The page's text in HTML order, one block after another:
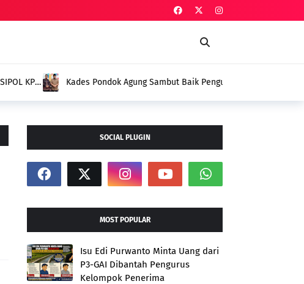
Baik Pengukuhan Penggerak HAM, Indra Jaya:
SOCIAL PLUGIN
MOST POPULAR
Isu Edi Purwanto Minta Uang dari
P3-GAI Dibantah Pengurus
Kelompok Penerima